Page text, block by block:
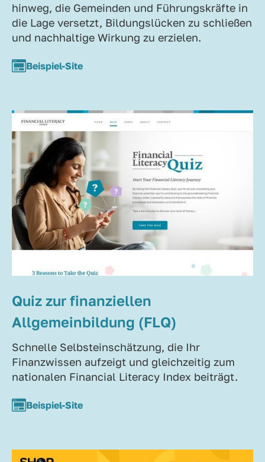
hinweg, die Gemeinden und Führungskräfte in
die Lage versetzt, Bildungslücken zu schließen
und nachhaltige Wirkung zu erzielen.
Beispiel-Site
Quiz zur finanziellen
Allgemeinbildung (FLQ)
Schnelle Selbsteinschätzung, die Ihr
Finanzwissen aufzeigt und gleichzeitig zum
nationalen Financial Literacy Index beiträgt.
Beispiel-Site